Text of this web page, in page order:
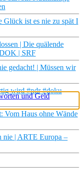
Glück ist es nie zu spät I
| Die quälende
| SRF
gedacht! | Müssen wir
wird #ndr #doku
Vom Haus ohne Wände
nie | ARTE Europa –